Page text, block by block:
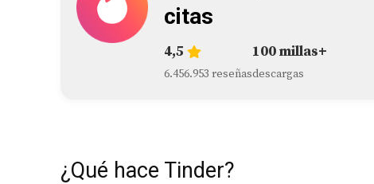
citas
4,5
6.456.953 reseñas
100 millas+
descargas
¿Qué hace Tinder?